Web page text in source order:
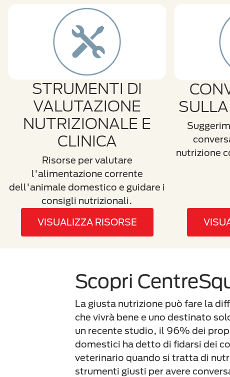
STRUMENTI DI
VALUTAZIONE
NUTRIZIONALE E
CLINICA
Risorse per valutare
l'alimentazione corrente
dell'animale domestico e guidare i
consigli nutrizionali.
VISUALIZZA RISORSE
nutrizione
Scopri
La giusta nutrizione può fare la
che vivrà bene e uno destinato
un recente studio, il 96% dei
domestici ha detto di fidarsi dei
veterinario quando si tratta di
strumenti giusti per avere